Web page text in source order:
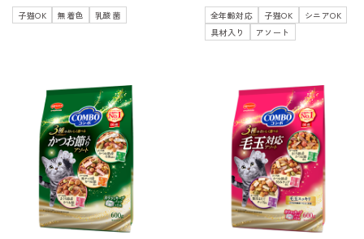
子猫OK 無着色 乳酸菌 全年齢対応 子猫OK
シニアOK
具材入り
アソート